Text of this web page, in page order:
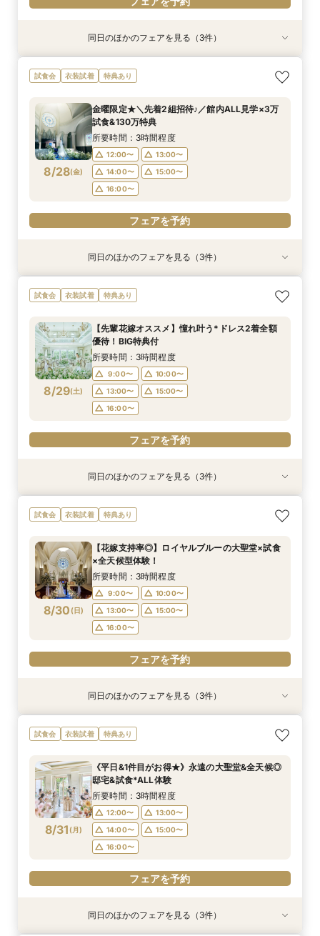
衣装試着 特典あり
8/27(木 )
《挙式から披露宴までずっと一緒★》自由度抜群
♪ペット婚相談会
12:05〜
15:00〜
16:00〜
フェアを予約
衣装試着 特典あり
8/27(木 )
【卒花人気*初めてにオススメ◎】ドレス1着無料
*安心相談会×絶品試食！
12:05〜
15:00〜
16:00〜
フェアを予約
衣装試着 特典あり
8/27(木 )
＼パパママ&マタニティも安心★／ダンドリや予
算もイチから相談
12:05〜
15:00〜
16:00〜
フェアを予約
同日のほかのフェアを見る（3件）
試食会 衣装試着 特典あり
8/28(金)
金曜限定★＼先着2組招待♪／館内ALL見学×3万
試食&130万特典
所要時間：3時間程度
12:00〜
13:00〜
14:00〜
15:00〜
16:00〜
フェアを予約
衣装試着 特典あり
8/28(金)
《挙式から披露宴までずっと一緒★》自由度抜群
♪ペット婚相談会
12:05〜
13:00〜
15:00〜
16:00〜
フェアを予約
衣装試着 特典あり
8/28(金)
【卒花人気*初めてにオススメ◎】ドレス1着無料
*安心相談会×絶品試食！
12:05〜
13:00〜
15:00〜
16:00〜
フェアを予約
衣装試着 特典あり
8/28(金)
＼パパママ&マタニティも安心★／ダンドリや予
算もイチから相談
12:05〜
13:00〜
15:00〜
16:00〜
フェアを予約
同日のほかのフェアを見る（3件）
試食会 衣装試着 特典あり
8/29(土)
【先輩花嫁オススメ】憧れ叶う*ドレス2着全額
優待！BIG特典付
所要時間：3時間程度
9:00〜
10:00〜
13:00〜
15:00〜
16:00〜
フェアを予約
衣装試着 特典あり
8/29(土)
＼パパママ&マタニティも安心★／ダンドリや予
算もイチから相談
9:05〜
15:00〜
16:00〜
フェアを予約
衣装試着 特典あり
8/29(土)
《挙式から披露宴までずっと一緒★》自由度抜群
♪ペット婚相談会
9:05〜
15:00〜
16:00〜
フェアを予約
衣装試着 特典あり
8/29(土)
【卒花人気*初めてにオススメ◎】ドレス1着無料
*安心相談会×絶品試食！
9:00〜
13:00〜
15:00〜
16:00〜
フェアを予約
同日のほかのフェアを見る（3件）
試食会 衣装試着 特典あり
8/30 (日)
【花嫁支持率◎】ロイヤルブルーの大聖堂×試食
×全天候型体験！
所要時間：3時間程度
9:00〜
10:00〜
13:00〜
15:00〜
16:00〜
フェアを予約
衣装試着 特典あり
8/30(日 )
＼パパママ&マタニティも安心★／ダンドリや予
算もイチから相談
9:05〜
13:30〜
15:00〜
16:00〜
フェアを予約
衣装試着 特典あり
8/30(日 )
《挙式から披露宴までずっと一緒★》自由度抜群
♪ペット婚相談会
9:05〜
13:30〜
15:00〜
16:00〜
フェアを予約
衣装試着 特典あり
8/30(日 )
【初めてでも◎】安心相談会×フレンチ試食×ド
レス1着無料
9:00〜
10:00〜
13:00〜
15:00〜
16:00〜
フェアを予約
同日のほかのフェアを見る（3件）
試食会 衣装試着 特典あり
8/31 (月)
《平日&1件目がお得★》永遠の大聖堂&全天候◎
邸宅&試食*ALL体験
所要時間：3時間程度
12:00〜
13:00〜
14:00〜
15:00〜
16:00〜
フェアを予約
衣装試着 特典あり
衣装試着 特典あり
衣装試着 特典あり
同日のほかのフェアを見る（3件）